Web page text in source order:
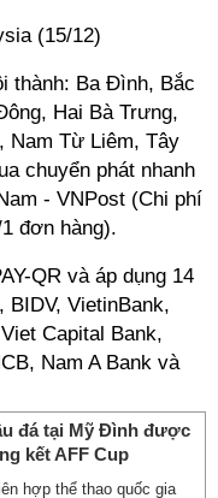
(15/12)
thành: Ba Đình, Bắc
Hai Bà Trưng,
Nam Từ Liêm, Tây
chuyển phát nhanh
- VNPost (Chi phí
đơn hàng).
QR và áp dụng 14
BIDV, VietinBank,
Capital Bank,
Nam A Bank và
đá tại Mỹ Đình được
kết AFF Cup
hợp thể thao quốc gia